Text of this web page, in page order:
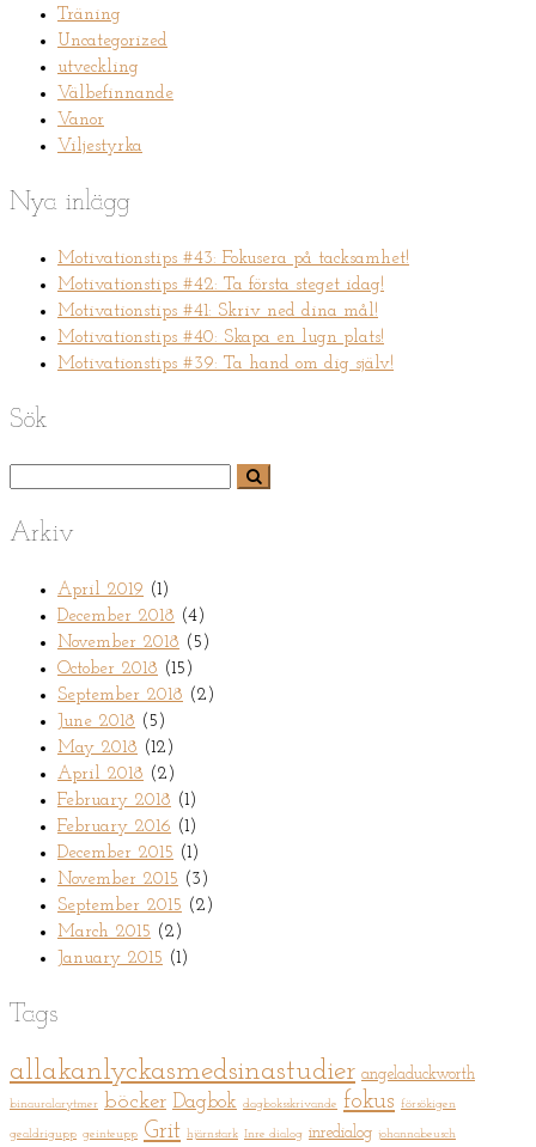
Träning
Uncategorized
utveckling
Välbefinnande
Vanor
Viljestyrka
Nya inlägg
Motivationstips #43: Fokusera på tacksamhet!
Motivationstips #42: Ta första steget idag!
Motivationstips #41: Skriv ned dina mål!
Motivationstips #40: Skapa en lugn plats!
Motivationstips #39: Ta hand om dig själv!
Sök
Arkiv
April 2019 (1)
December 2018 (4)
November 2018 (5)
October 2018 (15)
September 2018 (2)
June 2018 (5)
May 2018 (12)
April 2018 (2)
February 2018 (1)
February 2016 (1)
December 2015 (1)
November 2015 (3)
September 2015 (2)
March 2015 (2)
January 2015 (1)
Tags
allakanlyckasmedsinastudier angeladuckworth
binauralarytmer böcker Dagbok dagboksskrivande fokus försökigen
gealdrigupp geinteupp Grit hjärnstark Inre dialog inredialog johannabeusch